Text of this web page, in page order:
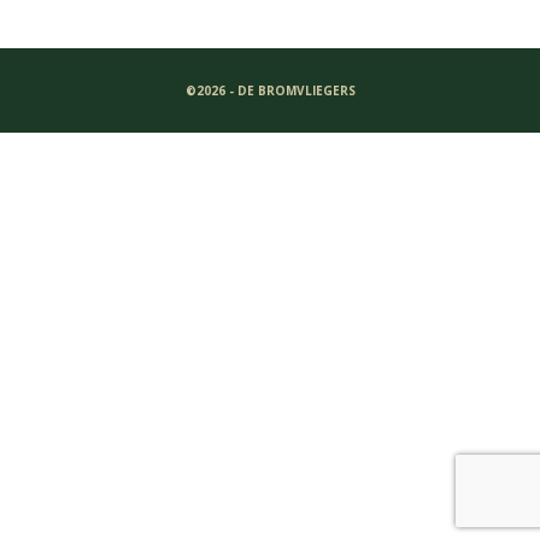
©2026 - DE BROMVLIEGERS